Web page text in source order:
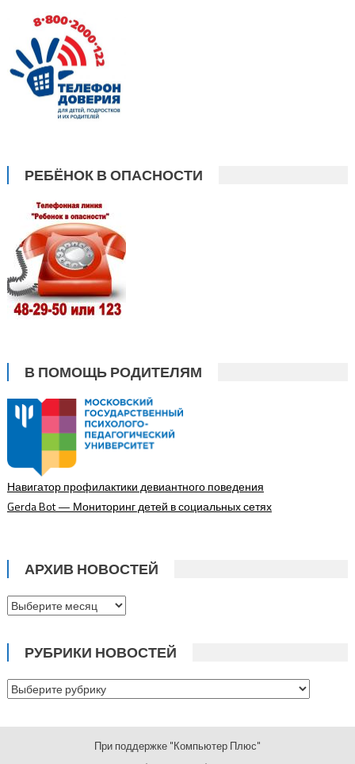
РЕБЁНОК В ОПАСНОСТИ
В ПОМОЩЬ РОДИТЕЛЯМ
Навигатор профилактики девиантного поведения
Gerda Bot — Мониторинг детей в социальных сетях
АРХИВ НОВОСТЕЙ
Архив
РУБРИКИ НОВОСТЕЙ
Рубрики
При поддержке "Компьютер Плюс"